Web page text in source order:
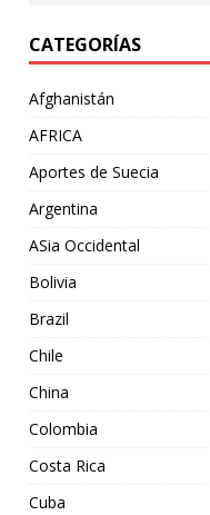
CATEGORÍAS
Afghanistán
AFRICA
Aportes de Suecia
Argentina
ASia Occidental
Bolivia
Brazil
Chile
China
Colombia
Costa Rica
Cuba